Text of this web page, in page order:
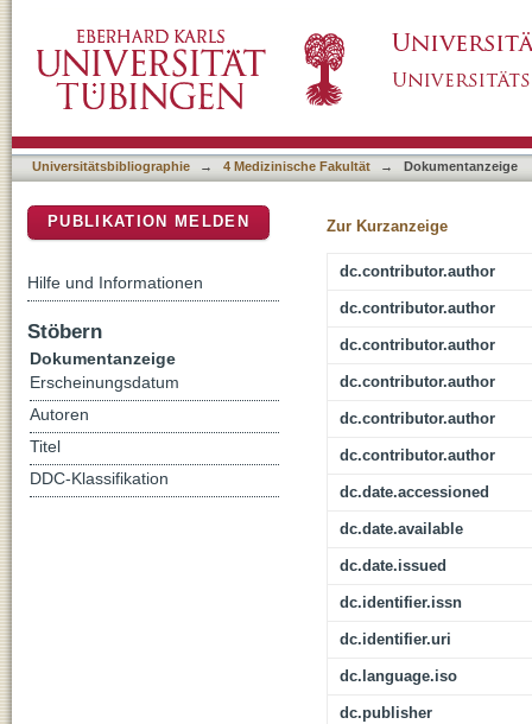
online survey
Universitätsbibliographie → 4 Medizinische Fakultät → Dokumentanzeige
Zur Kurzanzeige
dc.contributor.author
dc.contributor.author
dc.contributor.author
dc.contributor.author
dc.contributor.author
dc.contributor.author
dc.date.accessioned
dc.date.available
dc.date.issued
dc.identifier.issn
dc.identifier.uri
dc.language.iso
dc.publisher
PUBLIKATION MELDEN
Hilfe und Informationen
Stöbern
Dokumentanzeige
Erscheinungsdatum
Autoren
Titel
DDC-Klassifikation